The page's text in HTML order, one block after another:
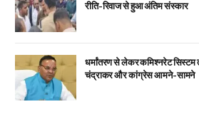
रीति-रिवाज से हुआ अंतिम संस्कार
धर्मांतरण से लेकर कमिश्नरेट
चंद्राकर और कांग्रेस आमने-सामने